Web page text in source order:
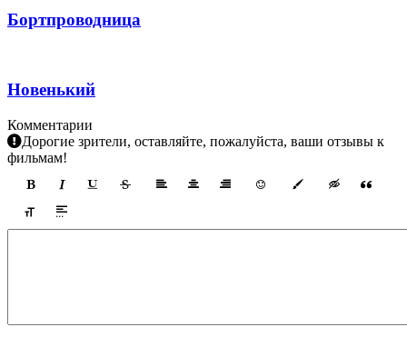
Бортпроводница
Новенький
Комментарии
Дорогие зрители, оставляйте, пожалуйста, ваши отзывы к
фильмам!